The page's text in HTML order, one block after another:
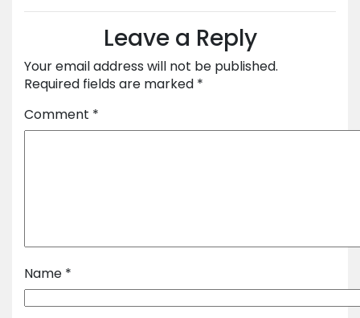
Leave a Reply
Your email address will not be published.
Required fields are marked *
Comment *
Name *